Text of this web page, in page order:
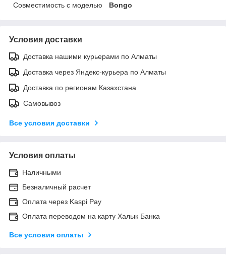
Совместимость с моделью
Bongo
Условия доставки
Доставка нашими курьерами по Алматы
Доставка через Яндекс-курьера по Алматы
Доставка по регионам Казахстана
Самовывоз
Все условия доставки
Условия оплаты
Наличными
Безналичный расчет
Оплата через Kaspi Pay
Оплата переводом на карту Халык Банка
Все условия оплаты